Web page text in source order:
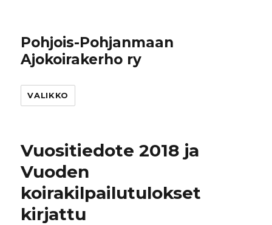
Pohjois-Pohjanmaan
Ajokoirakerho ry
VALIKKO
Vuositiedote 2018 ja
Vuoden
koirakilpailutulokset
kirjattu